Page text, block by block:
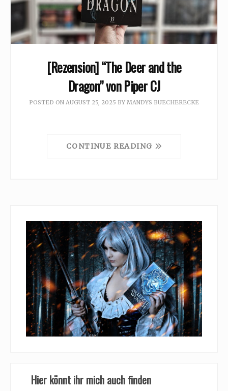
[Rezension] “The Deer and the
Dragon” von Piper CJ
POSTED ON AUGUST 25, 2025 BY MANDYS BUECHERECKE
CONTINUE READING
Hier könnt ihr mich auch finden